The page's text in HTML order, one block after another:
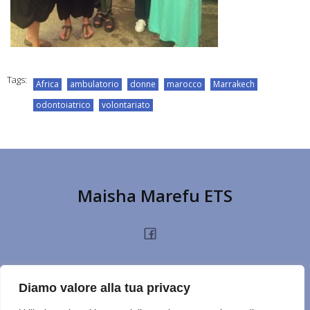
Diamo valore alla tua privacy
Tags: Africa ambulatorio donne marocco
Marrakech
odontoiatrico
volontariato
Maisha Marefu ETS
HOMECHI SIAMOPROGETTINOTIZIEPRIVACY POLICY